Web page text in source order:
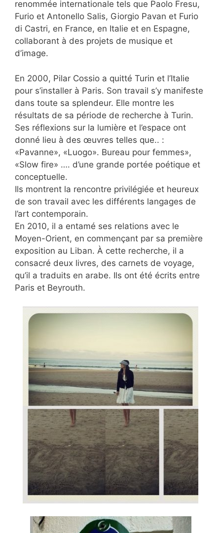
renommée internationale tels que Paolo Fresu,
Furio et Antonello Salis, Giorgio Pavan et Furio
di Castri, en France, en Italie et en Espagne,
collaborant à des projets de musique et
d’image.
En 2000, Pilar Cossio a quitté Turin et l’Italie
pour s’installer à Paris. Son travail s’y manifeste
dans toute sa splendeur. Elle montre les
résultats de sa période de recherche à Turin.
Ses réflexions sur la lumière et l’espace ont
donné lieu à des œuvres telles que.. :
«Pavanne», «Luogo». Bureau pour femmes»,
«Slow fire» …. d’une grande portée poétique et
conceptuelle.
Ils montrent la rencontre privilégiée et heureux
de son travail avec les différents langages de
l’art contemporain.
En 2010, il a entamé ses relations avec le
Moyen-Orient, en commençant par sa première
exposition au Liban. À cette recherche, il a
consacré deux livres, des carnets de voyage,
qu’il a traduits en arabe. Ils ont été écrits entre
Paris et Beyrouth.